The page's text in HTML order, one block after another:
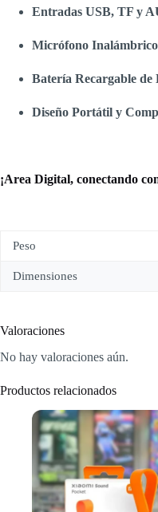
Entradas USB, TF y
Micrófono
Batería Recargable
Diseño Portátil y
¡Area Digital, conectando
Peso
Dimensiones
Valoraciones
No hay valoraciones aún.
Productos relacionados